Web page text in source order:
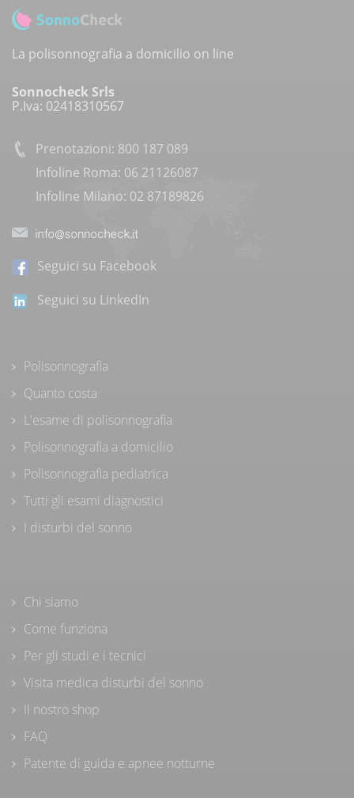
La polisonnografia a domicilio on line
Sonnocheck Srls
P.Iva: 02418310567
Prenotazioni: 800 187 089
Infoline Roma: 06 21126087
Infoline Milano: 02 87189826
Seguici su Facebook
Seguici su LinkedIn
Polisonnografia
Quanto costa
L'esame di polisonnografia
Polisonnografia a domicilio
Polisonnografia pediatrica
Tutti gli esami diagnostici
I disturbi del sonno
Chi siamo
Come funziona
Per gli studi e i tecnici
Visita medica disturbi del sonno
Il nostro shop
FAQ
Patente di guida e apnee notturne